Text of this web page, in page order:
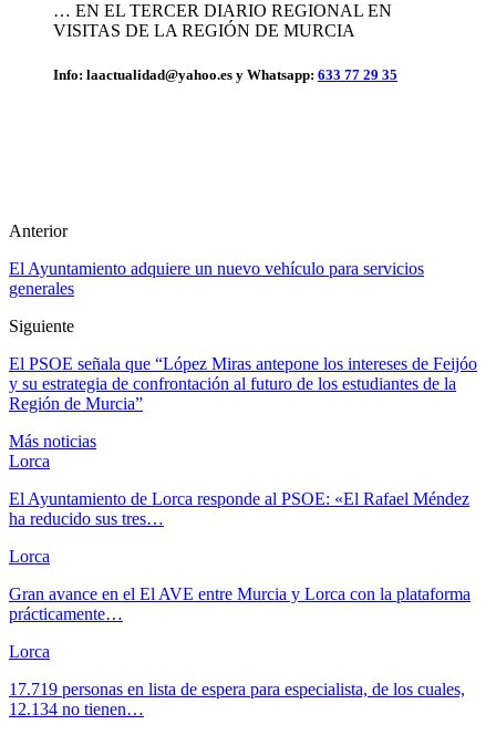
… EN EL TERCER DIARIO REGIONAL EN
VISITAS DE LA REGIÓN DE MURCIA
Info: laactualidad@yahoo.es y Whatsapp: 633 77 29 35
Anterior
El Ayuntamiento adquiere un nuevo vehículo para servicios
generales
Siguiente
El PSOE señala que “López Miras antepone los intereses de Feijóo
y su estrategia de confrontación al futuro de los estudiantes de la
Región de Murcia”
Más noticias
Lorca
El Ayuntamiento de Lorca responde al PSOE: «El Rafael Méndez
ha reducido sus tres…
Lorca
Gran avance en el El AVE entre Murcia y Lorca con la plataforma
prácticamente…
Lorca
17.719 personas en lista de espera para especialista, de los cuales,
12.134 no tienen…